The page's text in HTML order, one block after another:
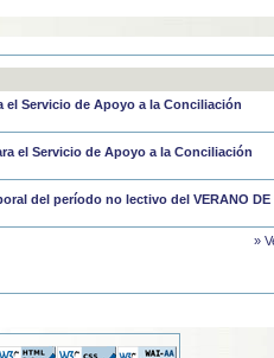
Servicio de Apoyo a la Conciliación
el Servicio de Apoyo a la Conciliación
del período no lectivo del VERANO DE
»